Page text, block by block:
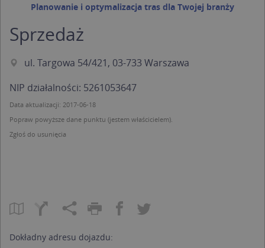
Planowanie i optymalizacja tras dla Twojej branży
Sprzedaż
ul. Targowa 54/421, 03-733 Warszawa
NIP działalności: 5261053647
Data aktualizacji: 2017-06-18
Popraw powyższe dane punktu (jestem właścicielem).
Zgłoś do usunięcia
Dokładny adresu dojazdu: